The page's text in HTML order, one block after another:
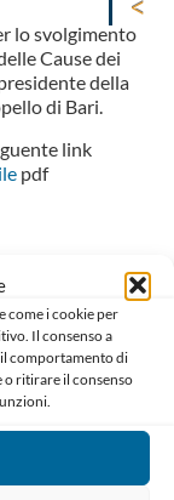
come i cookie per
Il consenso a
comportamento di
o ritirare il consenso
lo svolgimento
Cause dei
della
di Bari.
link
pdf